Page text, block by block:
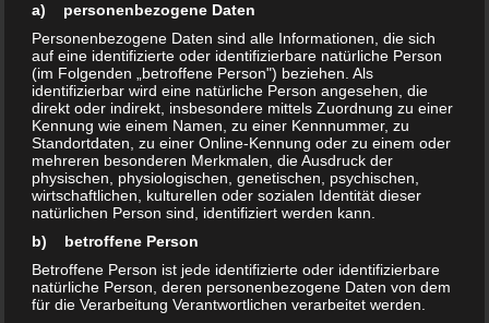
GWA Neu Olvenstedt lädt ein Mittwoch, den
21.02.2024 ab 17:30 Uhr Wilhelm Weitling
Gemeinschaftsschule St. Josef-Straße 83 Themen
– Was bewegt die Menschen aktuell? –
Informationen zur GWA Arbeit – Frühjahrsputz (
geplante Aktionen...
0
Anfrage zum Infotag für Senioren
und behinderte Menschen
a) personenbezogene Daten
Personenbezogene Daten sind alle Informationen, die sich
auf eine identifizierte oder identifizierbare natürliche Person
(im Folgenden „betroffene Person") beziehen. Als
identifizierbar wird eine natürliche Person angesehen, die
direkt oder indirekt, insbesondere mittels Zuordnung zu einer
Kennung wie einem Namen, zu einer Kennnummer, zu
Standortdaten, zu einer Online-Kennung oder zu einem oder
mehreren besonderen Merkmalen, die Ausdruck der
physischen, physiologischen, genetischen, psychischen,
wirtschaftlichen, kulturellen oder sozialen Identität dieser
natürlichen Person sind, identifiziert werden kann.
b) betroffene Person
Betroffene Person ist jede identifizierte oder identifizierbare
natürliche Person, deren personenbezogene Daten von dem
für die Verarbeitung Verantwortlichen verarbeitet werden.